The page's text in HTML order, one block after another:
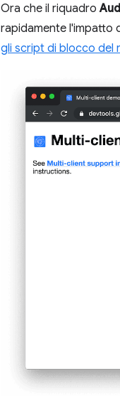
Ora che il riquadro
rapidamente l'impatto
gli script di blocco del